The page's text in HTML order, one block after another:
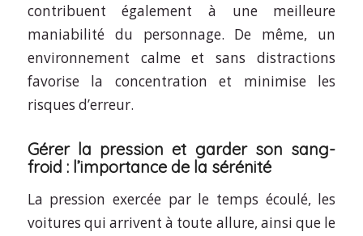
contribuent également à une meilleure
maniabilité du personnage. De même, un
environnement calme et sans distractions
favorise la concentration et minimise les
risques d’erreur.
Gérer la pression et garder son sang-
froid : l’importance de la sérénité
La pression exercée par le temps écoulé, les
voitures qui arrivent à toute allure, ainsi que le